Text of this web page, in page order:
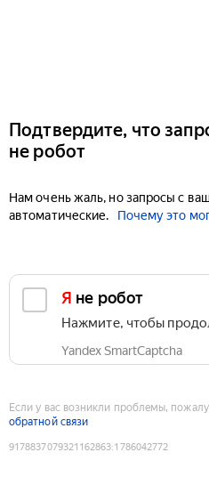
Подтвердите, что
не робот
Нам очень жаль, но запросы с
автоматические.
Почему это
Я не робот
Нажмите, чтобы
Yandex SmartCaptcha
Если у вас возникли проблемы,
обратной связи
9178837079321162863:1786042772